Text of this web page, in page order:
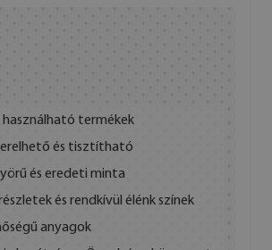
termékek
és tisztítható
és eredeti minta
és rendkívül élénk színek
anyagok